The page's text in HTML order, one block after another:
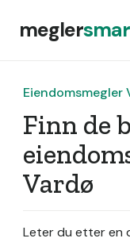
megler
Eiendomsmegler
Finn de
Vardø
Leter du etter en